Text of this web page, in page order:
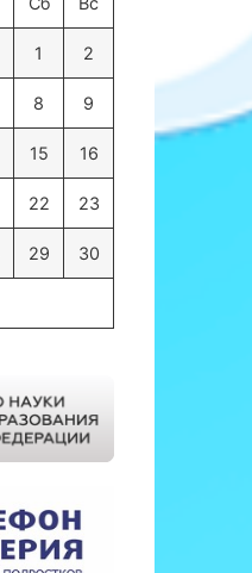
1 2
8 9
15 16
22 23
29 30